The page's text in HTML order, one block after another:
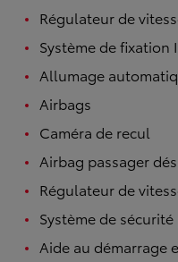
Régulateur de
Système de fixation
Allumage
Airbags
Caméra de recul
Airbag passager
Régulateur de
Système de
Aide au démarrage